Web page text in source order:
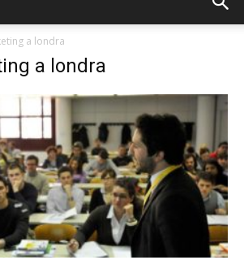
a londra
a londra